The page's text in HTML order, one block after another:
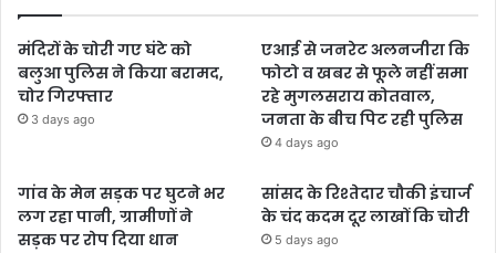
मंदिरों के चोरी गए घंटे को
बलुआ पुलिस ने किया बरामद,
चोर गिरफ्तार
3 days ago
एआई से जनरेट अलनजीरा कि
फोटो व खबर से फूले नहीं समा
रहे मुगलसराय कोतवाल,
जनता के बीच पिट रही पुलिस
4 days ago
गांव के मेन सड़क पर घुटने भर
लग रहा पानी, ग्रामीणों ने
सड़क पर रोप दिया धान
सांसद के रिश्तेदार चौकी इंचार्ज
के चंद कदम दूर लाखों कि चोरी
5 days ago